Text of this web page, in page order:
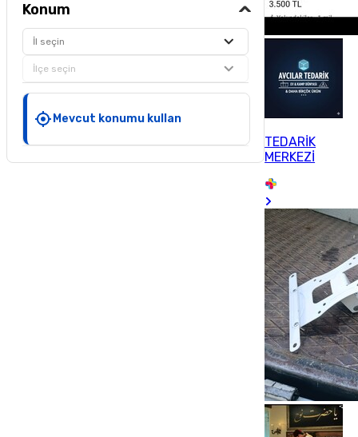
Konum
İl seçin
İlçe seçin
Mevcut konumu kullan
TEDARİK
MERKEZİ